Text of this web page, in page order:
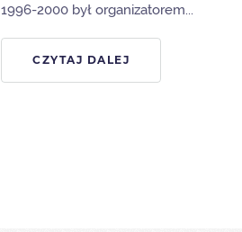
1996-2000 był organizatorem...
CZYTAJ DALEJ